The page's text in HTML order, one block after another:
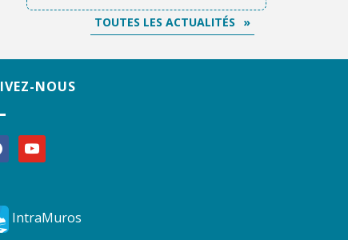
TOUTES LES ACTUALITÉS
NOUS
youtube
IntraMuros